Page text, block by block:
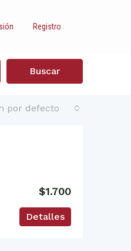
Registro
Buscar
por defecto
$1.700
Detalles